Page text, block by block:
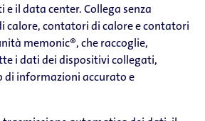
il data center. Collega senza
contatori di calore e contatori
memonic®, che raccoglie,
i dati dei dispositivi collegati,
di informazioni accurato e